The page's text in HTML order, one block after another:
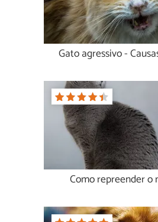
Gato agressivo -
Como repreender o